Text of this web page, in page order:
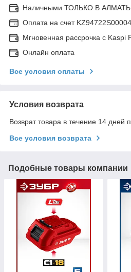
Наличными ТОЛЬКО В
Оплата на счет
Мгновенная рассрочка с Kaspi
Онлайн оплата
Все условия оплаты
Условия возврата
Возврат товара в течение 14 дней
Все условия возврата
Подобные товары компании